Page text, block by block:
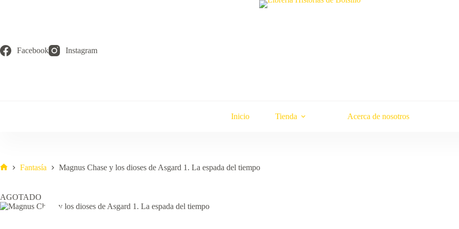
Facebook Instagram
Inicio Tienda Acerca de nosotros
Fantasía Magnus Chase y los dioses de Asgard 1. La espada del tiempo
AGOTADO